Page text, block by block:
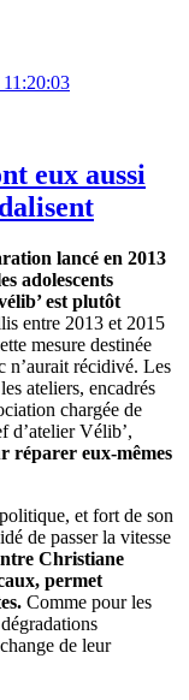
eux aussi
lancé en 2013
adolescents
est plutôt
entre 2013 et 2015
mesure destinée
n’aurait récidivé. Les
ateliers, encadrés
chargée de
d’atelier Vélib’,
réparer eux-mêmes
et fort de son
de passer la vitesse
Christiane
permet
Comme pour les
de leur